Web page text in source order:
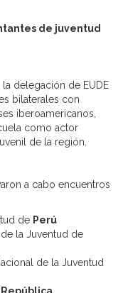
de juventud
delegación de EUDE
bilaterales con
iberoamericanos,
como actor
de la región.
a cabo encuentros
de Perú
la Juventud de
de la Juventud